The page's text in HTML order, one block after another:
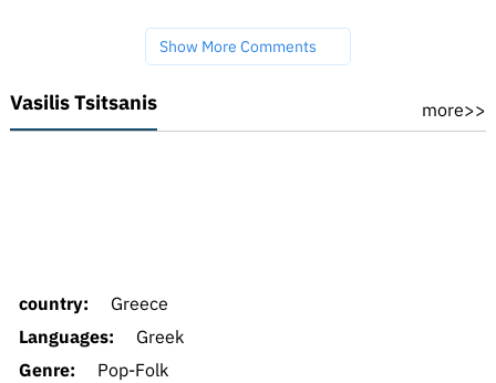
Show More Comments
Vasilis Tsitsanis more>>
country:
Greece
Languages:
Greek
Genre:
Pop-Folk